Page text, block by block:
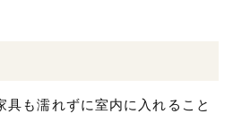
も濡れずに室内に入れること